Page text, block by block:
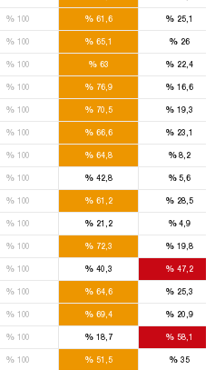
%100 % 61,6 % 25,1
%100 % 65,1 %26
%100 % 63 % 22,4
%100 % 76,9 % 16,6
%100 % 70,5 % 19,3
%100 % 66,6 % 23,1
%100 % 64,8 %8,2
%100 % 42,8 %5,6
%100 % 61,2 % 28,5
%100 % 21,2 %4,9
%100 % 72,3 % 19,8
%100 % 40,3 % 47,2
%100 % 64,6 % 25,3
%100 % 69,4 % 20,9
%100 % 18,7 % 58,1
%100 % 51,5 %35